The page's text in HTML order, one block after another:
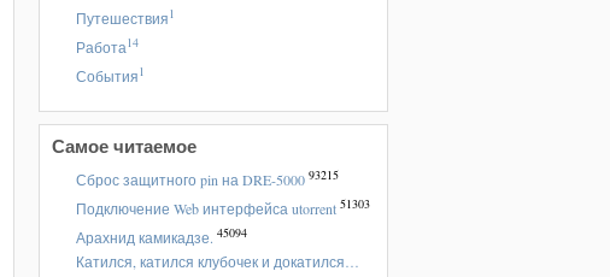
Путешествия1
Работа14
События1
Самое читаемое
Сброс защитного pin на DRE-5000 93215
Подключение Web интерфейса utorrent 51303
Арахнид камикадзе. 45094
Катился, катился клубочек и докатился…